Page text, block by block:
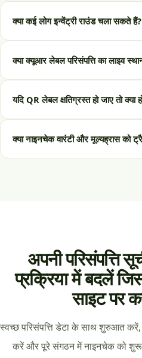
क्या कई लोग इन्वेंट्री राउंड चला सकते हैं?
क्या क्यूआर लेबल परिसंपत्ति का लाइव
यदि QR लेबल क्षतिग्रस्त हो जाए तो क्या
क्या नाइनचेक वारंटी और मूल्यह्रास को
अपनी परिसंपत्ति
प्रक्रिया में बदलें
साइट पर
स्वच्छ परिसंपत्ति डेटा के साथ शुरुआत
करें और पूरे संगठन में नाइनचेक को